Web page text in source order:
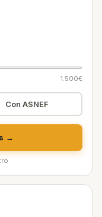
1.500€
Con ASNEF
→